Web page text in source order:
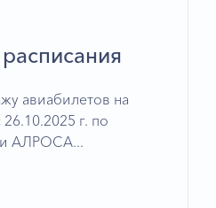
авиабилетов на
г. по
АЛРОСА...